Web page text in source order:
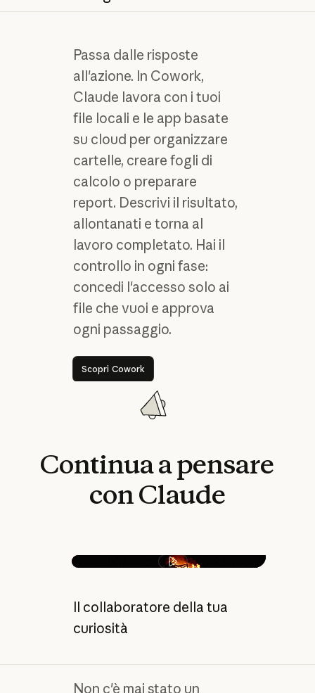
Passa dalle risposte
all'azione. In Cowork,
Claude lavora con i tuoi
file locali e le app basate
su cloud per organizzare
cartelle, creare fogli di
calcolo o preparare
report. Descrivi il risultato,
allontanati e torna al
lavoro completato. Hai il
controllo in ogni fase:
concedi l'accesso solo ai
file che vuoi e approva
ogni passaggio.
Scopri Cowork
Scopri Cowork
Continuaapensare
conClaude
Play video
Il collaboratore della tua
curiosità
Non c'è mai stato un